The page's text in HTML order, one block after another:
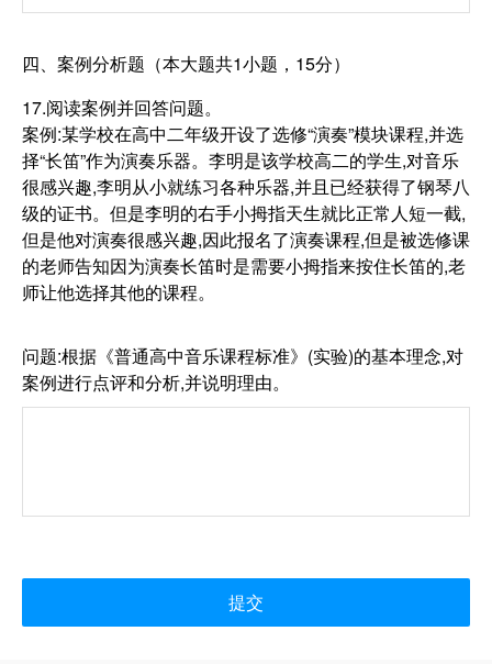
四、案例分析题（本大题共1小题，15分）
17.阅读案例并回答问题。
案例:某学校在高中二年级开设了选修“演奏”模块课程,并选
择“长笛”作为演奏乐器。李明是该学校高二的学生,对音乐
很感兴趣,李明从小就练习各种乐器,并且已经获得了钢琴八
级的证书。但是李明的右手小拇指天生就比正常人短一截,
但是他对演奏很感兴趣,因此报名了演奏课程,但是被选修课
的老师告知因为演奏长笛时是需要小拇指来按住长笛的,老
师让他选择其他的课程。
问题:根据《普通高中音乐课程标准》(实验)的基本理念,对
案例进行点评和分析,并说明理由。
提交